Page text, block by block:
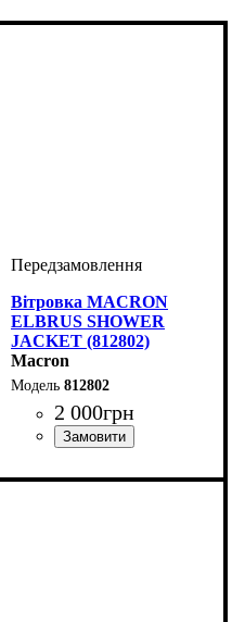
Вітровка MACRON
ELBRUS SHOWER
JACKET (812802)
Macron
812802
2 000грн